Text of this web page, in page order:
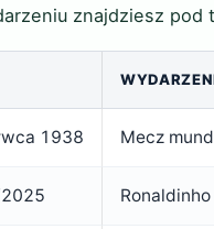
znajdziesz pod
1938 Mecz